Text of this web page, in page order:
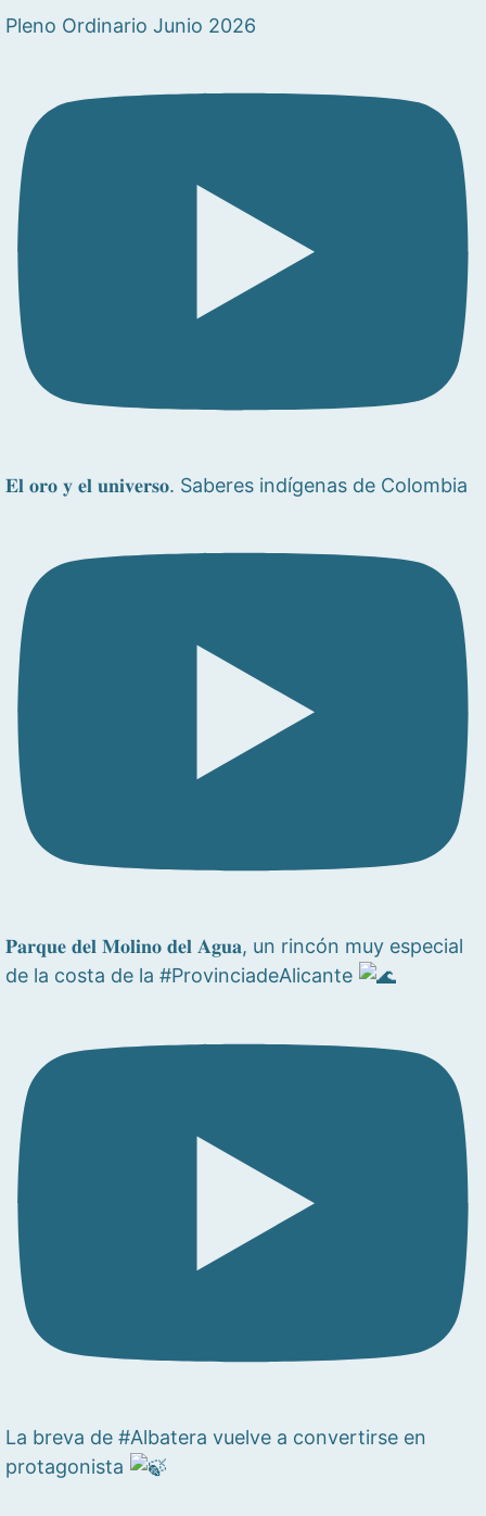
Pleno Ordinario Junio 2026
𝐄𝐥 𝐨𝐫𝐨 𝐲 𝐞𝐥 𝐮𝐧𝐢𝐯𝐞𝐫𝐬𝐨. Saberes indígenas de Colombia
𝐏𝐚𝐫𝐪𝐮𝐞 𝐝𝐞𝐥 𝐌𝐨𝐥𝐢𝐧𝐨 𝐝𝐞𝐥 𝐀𝐠𝐮𝐚, un rincón muy especial
de la costa de la #ProvinciadeAlicante
La breva de #Albatera vuelve a convertirse en
protagonista